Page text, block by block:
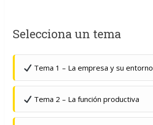
Selecciona un tema
Tema 1 – La empresa y su entorno
Tema 2 – La función productiva